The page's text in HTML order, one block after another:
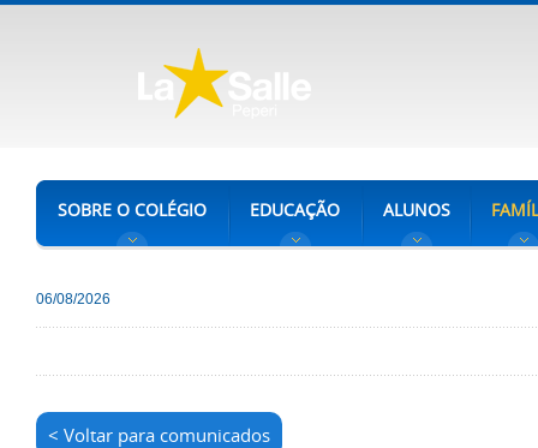
SOBRE O COLÉGIO EDUCAÇÃO ALUNOS
06/08/2026
< Voltar para comunicados